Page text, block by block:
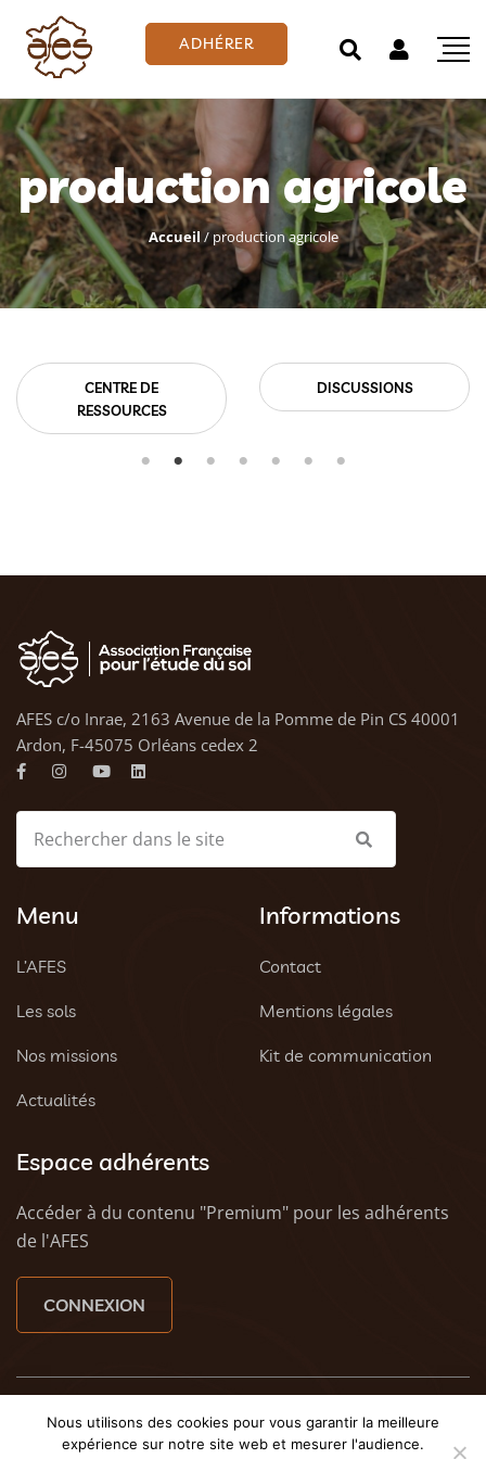
ADHÉRER
production agricole
Accueil /production agricole
CENTRE DE
RESSOURCES
DISCUSSIONS
AFES c/o Inrae, 2163 Avenue de la Pomme de Pin CS 40001
Ardon, F-45075 Orléans cedex 2
Menu
L’AFES
Les sols
Nos missions
Actualités
Informations
Contact
Mentions légales
Kit de communication
Espace adhérents
Accéder à du contenu "Premium" pour les adhérents
de l'AFES
CONNEXION
© 2023 AFES - Tous droits réservés - Une créationTony
Oheix : Agence Web CaenetWeezy - Agence web à
Nous utilisons des cookies pour vous garantir la meilleure
expérience sur notre site web et mesurer l'audience.